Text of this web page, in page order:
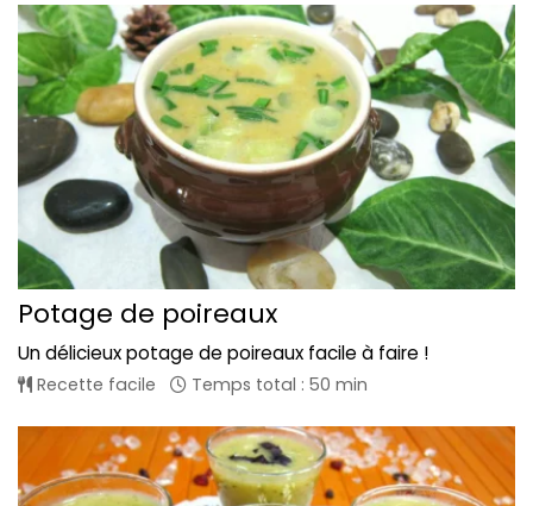
Potage de poireaux
Un délicieux potage de poireaux facile à faire !
Recette facile Temps total : 50 min